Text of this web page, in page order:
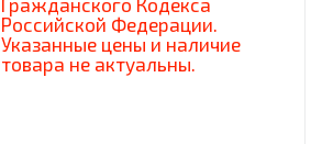
Гражданского Кодекса
Российской Федерации.
Указанные цены и наличие
товара не актуальны.